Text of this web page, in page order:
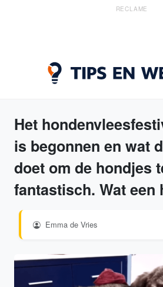
RECLAME
Het
is begonnen en wat
doet om de hondjes
fantastisch. Wat een
Emma de Vries